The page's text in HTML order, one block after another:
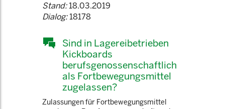
Stand:18.03.2019
Dialog:18178
Sind in Lagereibetrieben
Kickboards
berufsgenossenschaftlich
als Fortbewegungsmittel
zugelassen?
Zulassungen für Fortbewegungsmittel